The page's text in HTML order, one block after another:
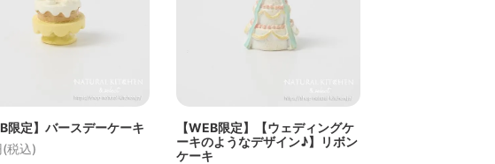
限定】バースデーケーキ
税込)
【WEB限定】【ウェディングケ
ーキのようなデザイン♪】リボン
ケーキ